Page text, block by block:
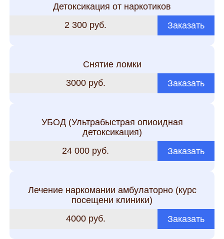
Детоксикация от наркотиков
2 300 руб.
Заказать
Снятие ломки
3000 руб.
Заказать
УБОД (Ультрабыстрая опиоидная
детоксикация)
24 000 руб.
Заказать
Лечение наркомании амбулаторно (курс
посещени клиники)
4000 руб.
Заказать